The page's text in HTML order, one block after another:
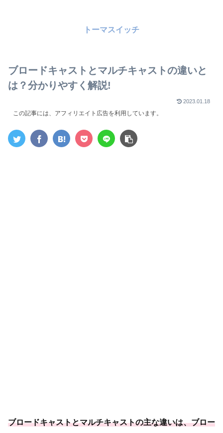
トーマスイッチ
ブロードキャストとマルチキャストの違いと
は？分かりやすく解説!
2023.01.18
この記事には、アフィリエイト広告を利用しています。
ブロードキャストとマルチキャストの主な違いは、ブロー